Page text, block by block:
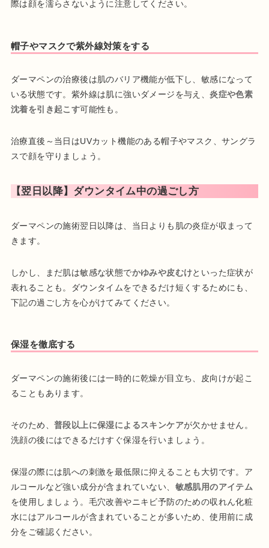
際は顔を濡らさないように注意してください。
帽子やマスクで紫外線対策をする
ダーマペンの治療後は肌のバリア機能が低下し、敏感になって
いる状態です。紫外線は肌に強いダメージを与え、炎症や色素
沈着を引き起こす可能性も。
治療直後～当日はUVカット機能のある帽子やマスク、サングラ
スで顔を守りましょう。
【翌日以降】ダウンタイム中の過ごし方
ダーマペンの施術翌日以降は、当日よりも肌の炎症が収まって
きます。
しかし、まだ肌は敏感な状態でかゆみや皮むけといった症状が
表れることも。ダウンタイムをできるだけ短くするためにも、
下記の過ごし方を心がけてみてください。
保湿を徹底する
ダーマペンの施術後には一時的に乾燥が目立ち、皮向けが起こ
ることもあります。
そのため、 普段以上に保湿によるスキンケアが欠かせません。
洗顔の後にはできるだけすぐ保湿を行いましょう。
保湿の際には肌への刺激を最低限に抑えることも大切です。ア
ルコールなど強い成分が含まれていない、 敏感肌用のアイテム
を使用しましょう。毛穴改善やニキビ予防のための収れん化粧
水にはアルコールが含まれていることが多いため、使用前に成
分をご確認ください。